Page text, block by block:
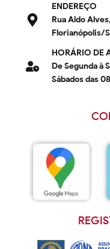
ENDEREÇO
Rua Aldo
Florianópolis/
HORÁRIO DE
De Segunda à
Sábados das